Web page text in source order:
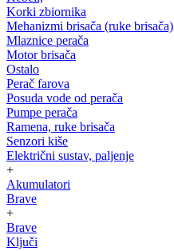
Korki zbiornika
Mehanizmi brisača (ruke brisača)
Mlaznice perača
Motor brisača
Ostalo
Perač farova
Posuda vode od perača
Pumpe perača
Ramena, ruke brisača
Senzori kiše
Električni sustav, paljenje
+
Akumulatori
Brave
+
Brave
Ključi